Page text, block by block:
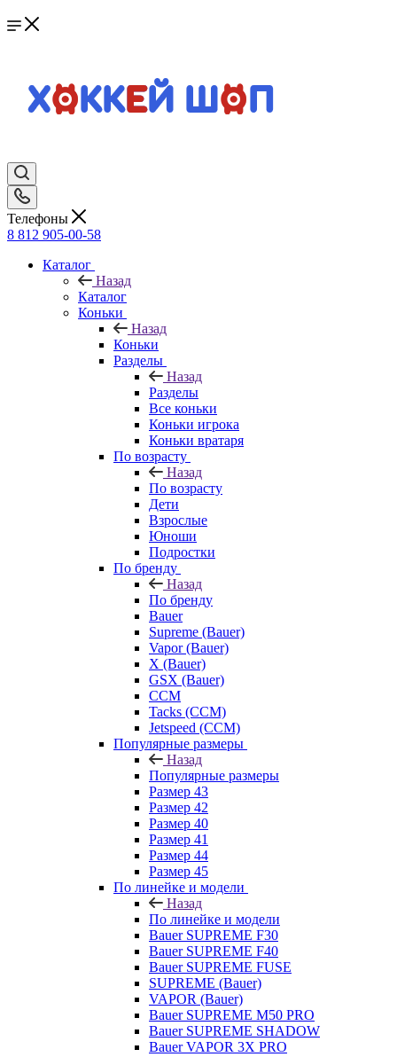
Телефоны
8 812 905-00-58
Каталог
Назад
Каталог
Коньки
Назад
Коньки
Разделы
Назад
Разделы
Все коньки
Коньки игрока
Коньки вратаря
По возрасту
Назад
По возрасту
Дети
Взрослые
Юноши
Подростки
По бренду
Назад
По бренду
Bauer
Supreme (Bauer)
Vapor (Bauer)
X (Bauer)
GSX (Bauer)
CCM
Tacks (CCM)
Jetspeed (CCM)
Популярные размеры
Назад
Популярные размеры
Размер 43
Размер 42
Размер 40
Размер 41
Размер 44
Размер 45
По линейке и модели
Назад
По линейке и модели
Bauer SUPREME F30
Bauer SUPREME F40
Bauer SUPREME FUSE
SUPREME (Bauer)
VAPOR (Bauer)
Bauer SUPREME M50 PRO
Bauer SUPREME SHADOW
Bauer VAPOR 3X PRO